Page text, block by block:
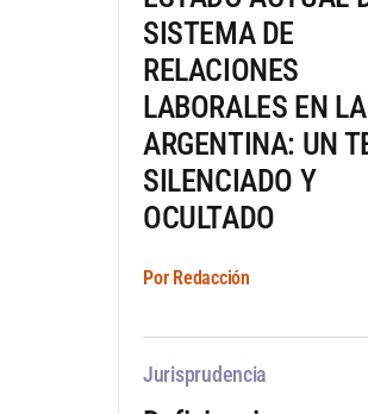
SISTEMA DE
RELACIONES
LABORALES EN LA
ARGENTINA: UN
SILENCIADO Y
OCULTADO
Por Redacción
Jurisprudencia